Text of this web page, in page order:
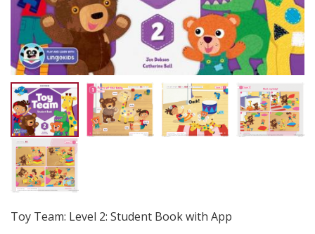
Toy Team: Level 2: Student Book with App